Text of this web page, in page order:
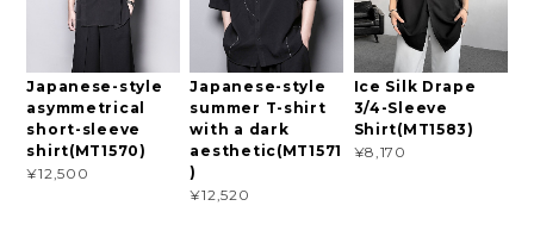
Japanese-style
asymmetrical
short-sleeve
shirt(MT1570)
¥12,500
Japanese-style
summer T-shirt
with a dark
aesthetic(MT1571
)
¥12,520
Ice Silk Drape
3/4-Sleeve
Shirt(MT1583)
¥8,170